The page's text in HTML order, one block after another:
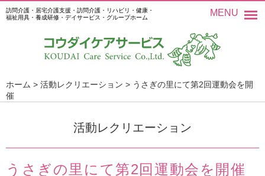
訪問介護・居宅介護支援・訪問介護・リハビリ・健康・
福祉用具・養成研修・デイサービス・グループホーム
MENU
ホーム > 活動レクリエーション > うさぎの里にて第2回運動会を開
催
活動レクリエーション
うさぎの里にて第2回運動会を開催